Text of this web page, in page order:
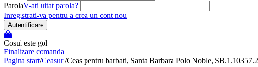
ParolaV-ati uitat parola?
Inregistrati-va pentru a crea un cont nou
Autentificare
Cosul este gol
Finalizare comanda
Pagina start/Ceasuri/Ceas pentru barbati, Santa Barbara Polo Noble, SB.1.10357.2